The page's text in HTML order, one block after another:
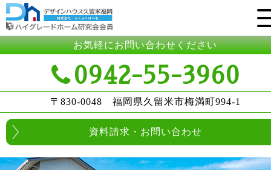
お気軽にお問い合わせください
0942-55-3960
〒830-0048 福岡県久留米市梅満町994-1
資料請求・お問い合わせ